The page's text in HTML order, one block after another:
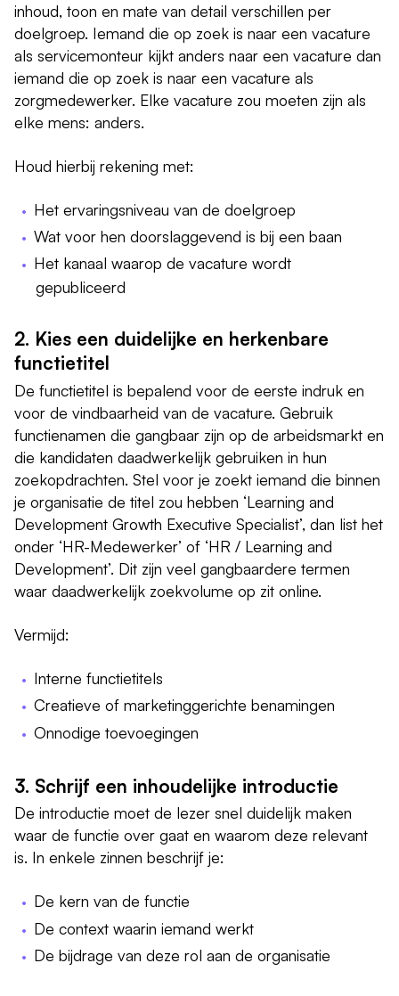
inhoud, toon en mate van detail verschillen per
doelgroep. Iemand die op zoek is naar een vacature
als servicemonteur kijkt anders naar een vacature dan
iemand die op zoek is naar een vacature als
zorgmedewerker. Elke vacature zou moeten zijn als
elke mens: anders.
Houd hierbij rekening met:
Het ervaringsniveau van de doelgroep
Wat voor hen doorslaggevend is bij een baan
Het kanaal waarop de vacature wordt
gepubliceerd
2. Kies een duidelijke en herkenbare
functietitel
De functietitel is bepalend voor de eerste indruk en
voor de vindbaarheid van de vacature. Gebruik
functienamen die gangbaar zijn op de arbeidsmarkt en
die kandidaten daadwerkelijk gebruiken in hun
zoekopdrachten. Stel voor je zoekt iemand die binnen
je organisatie de titel zou hebben ‘Learning and
Development Growth Executive Specialist’, dan list het
onder ‘HR-Medewerker’ of ‘HR / Learning and
Development’. Dit zijn veel gangbaardere termen
waar daadwerkelijk zoekvolume op zit online.
Vermijd:
Interne functietitels
Creatieve of marketinggerichte benamingen
Onnodige toevoegingen
3. Schrijf een inhoudelijke introductie
De introductie moet de lezer snel duidelijk maken
waar de functie over gaat en waarom deze relevant
is. In enkele zinnen beschrijf je:
De kern van de functie
De context waarin iemand werkt
De bijdrage van deze rol aan de organisatie